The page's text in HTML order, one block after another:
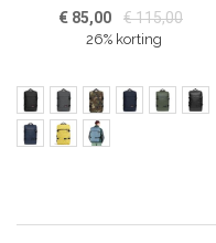
€ 85,00 € 115,00
26% korting